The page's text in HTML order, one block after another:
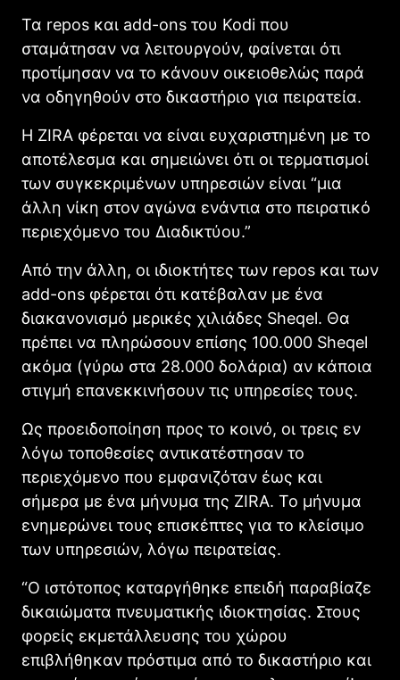
Τα repos και add-ons του Kodi που
σταμάτησαν να λειτουργούν, φαίνεται ότι
προτίμησαν να το κάνουν οικειοθελώς παρά
να οδηγηθούν στο δικαστήριο για πειρατεία.
Η ZIRA φέρεται να είναι ευχαριστημένη με το
αποτέλεσμα και σημειώνει ότι οι τερματισμοί
των συγκεκριμένων υπηρεσιών είναι “μια
άλλη νίκη στον αγώνα ενάντια στο πειρατικό
περιεχόμενο του Διαδικτύου.”
Από την άλλη, οι ιδιοκτήτες των repos και των
add-ons φέρεται ότι κατέβαλαν με ένα
διακανονισμό μερικές χιλιάδες Sheqel. Θα
πρέπει να πληρώσουν επίσης 100.000 Sheqel
ακόμα (γύρω στα 28.000 δολάρια) αν κάποια
στιγμή επανεκκινήσουν τις υπηρεσίες τους.
Ως προειδοποίηση προς το κοινό, οι τρεις εν
λόγω τοποθεσίες αντικατέστησαν το
περιεχόμενο που εμφανιζόταν έως και
σήμερα με ένα μήνυμα της ZIRA. Το μήνυμα
ενημερώνει τους επισκέπτες για το κλείσιμο
των υπηρεσιών, λόγω πειρατείας.
“Ο ιστότοπος καταργήθηκε επειδή παραβίαζε
δικαιώματα πνευματικής ιδιοκτησίας. Στους
φορείς εκμετάλλευσης του χώρου
επιβλήθηκαν πρόστιμα από το δικαστήριο και